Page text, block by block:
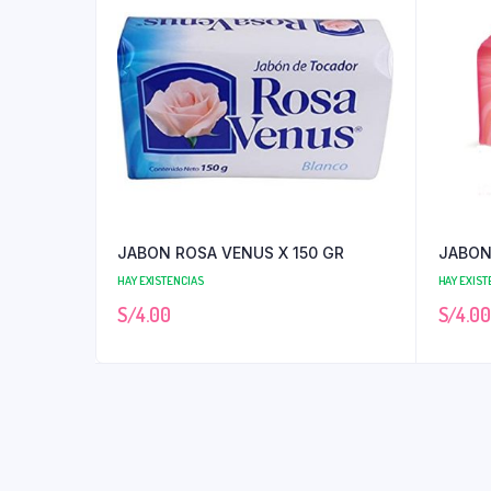
JABON ROSA VENUS X 150 GR
HAY EXISTENCIAS
S/4.00
HAY
S/4.00